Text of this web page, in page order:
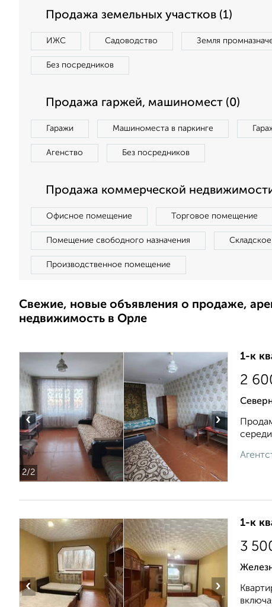
Продажа земельных участков (1)
ИЖС Садоводство Земля
Без посредников
Продажа гаржей, машиномест (0)
Гаражи Машиноместа в паркинге
Агенство Без посредников
Продажа коммерческой
Офисное помещение Торговое помещение
Помещение свободного назначения
Производственное помещение
Свежие, новые объявления о продаже,
недвижимость в Орле
2/2
‹ ›
1-к
2
‹ ›
1-к
3